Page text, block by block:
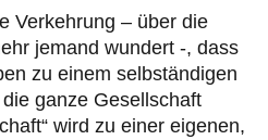
Verkehrung – über die
jemand wundert -, dass
zu einem selbständigen
ganze Gesell­schaft
wird zu einer eigenen,